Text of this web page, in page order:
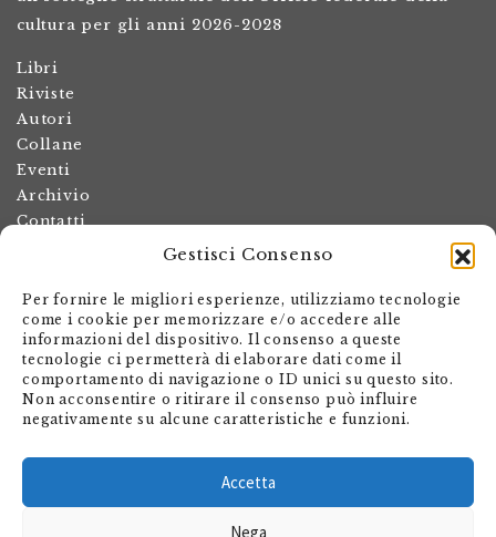
Gestisci Consenso
Per fornire le migliori esperienze, utilizziamo tecnologie
come i cookie per memorizzare e/o accedere alle
informazioni del dispositivo. Il consenso a queste
tecnologie ci permetterà di elaborare dati come il
comportamento di navigazione o ID unici su questo sito.
Non acconsentire o ritirare il consenso può influire
negativamente su alcune caratteristiche e funzioni.
Accetta
Nega
cultura per gli anni 2026-2028
Libri
Riviste
Autori
Collane
Eventi
Archivio
Contatti
Termini e condizioni
Spese di spedizione
Politica dei resi
Informativa sulla privacy
Il mio account
Carrello
Via Giovanni Antonio Orelli 29
Casella postale 563